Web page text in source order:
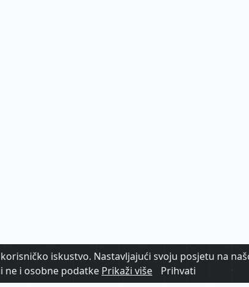
iskustvo. Nastavljajući svoju posjetu na
ne i osobne podatke Prikaži više Prihvati